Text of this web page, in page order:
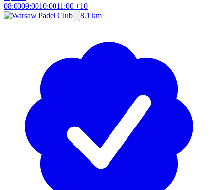
08:0009:0010:0011:00 +10
8.1 km